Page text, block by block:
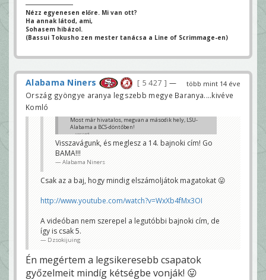
Nézz egyenesen előre. Mi van ott?
Ha annak látod, ami,
Sohasem hibázol.
(Bassui Tokusho zen mester tanácsa a Line of Scrimmage-en)
több mint 14 éve
Alabama Niners 5 427
—
Ország gyöngye aranya legszebb megye Baranya....kivéve
Komló
Most már hivatalos, megvan a második hely, LSU-
Alabama a BCS-döntőben!
vassadi
Visszavágunk, és meglesz a 14. bajnoki cím! Go
BAMA!!!
Alabama Niners
Csak az a baj, hogy mindig elszámoljátok magatokat 😛
http://www.youtube.com/watch?v=WxXb4fMx3OI
A videóban nem szerepel a legutóbbi bajnoki cím, de
így is csak 5.
Dzsokijuing
Én megértem a legsikeresebb csapatok
győzelmeit mindíg kétségbe vonják! 😛